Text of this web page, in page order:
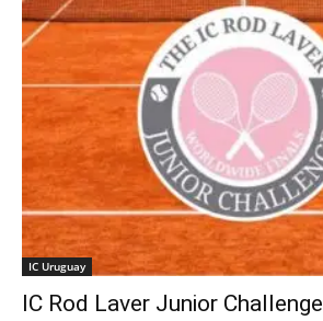
IC Uruguay
IC Rod Laver Junior Challenge